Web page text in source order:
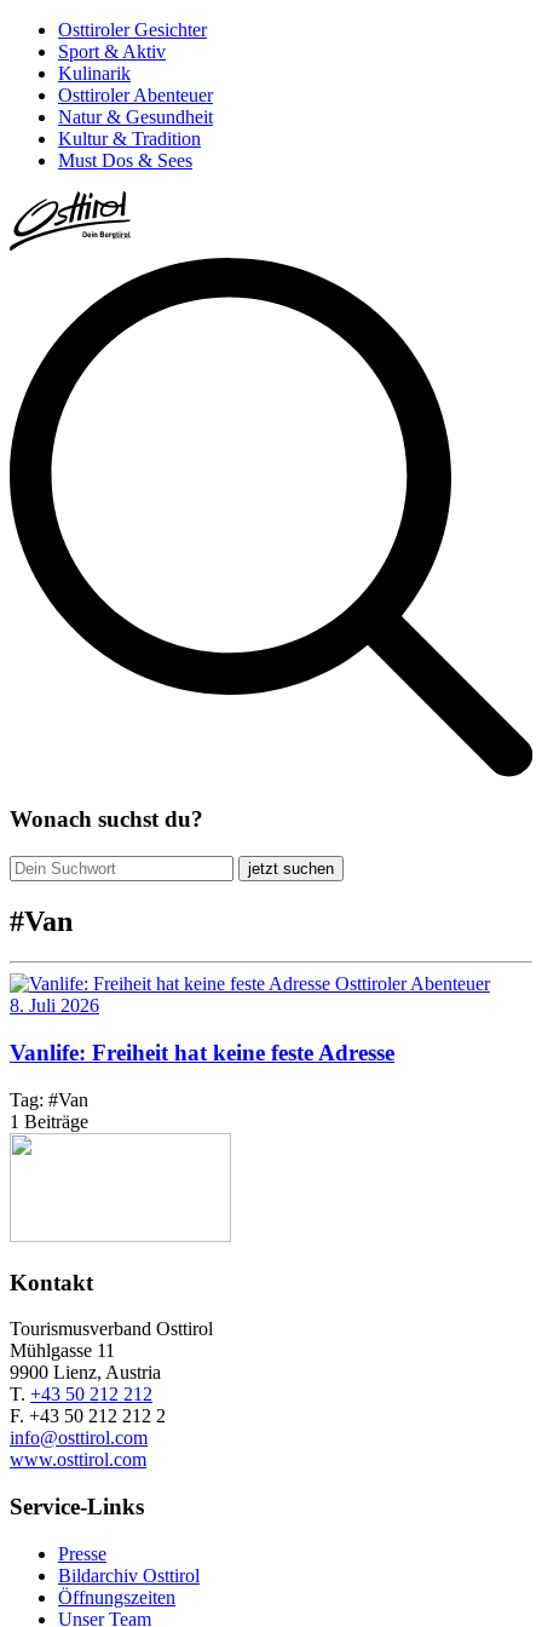
Osttiroler Gesichter
Sport & Aktiv
Kulinarik
Osttiroler Abenteuer
Natur & Gesundheit
Kultur & Tradition
Must Dos & Sees
Wonach suchst du?
jetzt suchen
#Van
Osttiroler Abenteuer
8. Juli 2026
Vanlife: Freiheit hat keine feste Adresse
Tag: #Van
1 Beiträge
Kontakt
Tourismusverband Osttirol
Mühlgasse 11
9900 Lienz, Austria
T. +43 50 212 212
F. +43 50 212 212 2
info@osttirol.com
www.osttirol.com
Service-Links
Presse
Bildarchiv Osttirol
Öffnungszeiten
Unser Team